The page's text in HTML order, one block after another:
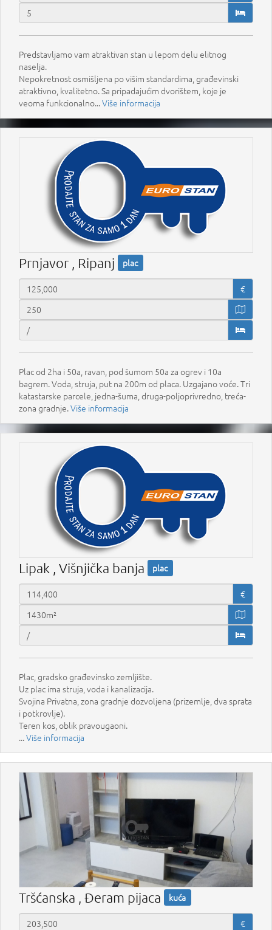
Predstavljamo vam atraktivan stan u lepom delu elitnog
naselja.
Nepokretnost osmišljena po višim standardima, građevinski
atraktivno, kvalitetno. Sa pripadajućim dvorištem, koje je
veoma funkcionalno...Više informacija
Prnjavor , Ripanj plac
€
Plac od 2ha i 50a, ravan, pod šumom 50a za ogrev i 10a
bagrem. Voda, struja, put na 200m od placa. Uzgajano voće. Tri
katastarske parcele, jedna-šuma, druga-poljoprivredno, treća-
zona gradnje.Više informacija
Lipak , Višnjička banja plac
€
Plac, gradsko građevinsko zemljište.
Uz plac ima struja, voda i kanalizacija.
Svojina Privatna, zona gradnje dozvoljena (prizemlje, dva sprata
i potkrovlje).
Teren kos, oblik pravougaoni.
...Više informacija
Tršćanska , Đeram pijaca kuća
€